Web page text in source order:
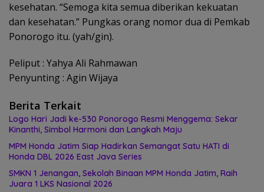
kesehatan. “Semoga kita semua diberikan kekuatan
dan kesehatan.” Pungkas orang nomor dua di Pemkab
Ponorogo itu. (yah/gin).
Peliput : Yahya Ali Rahmawan
Penyunting : Agin Wijaya
Berita Terkait
Logo Hari Jadi ke-530 Ponorogo Resmi Menggema: Sekar
Kinanthi, Simbol Harmoni dan Langkah Maju
MPM Honda Jatim Siap Hadirkan Semangat Satu HATI di
Honda DBL 2026 East Java Series
SMKN 1 Jenangan, Sekolah Binaan MPM Honda Jatim, Raih
Juara 1 LKS Nasional 2026